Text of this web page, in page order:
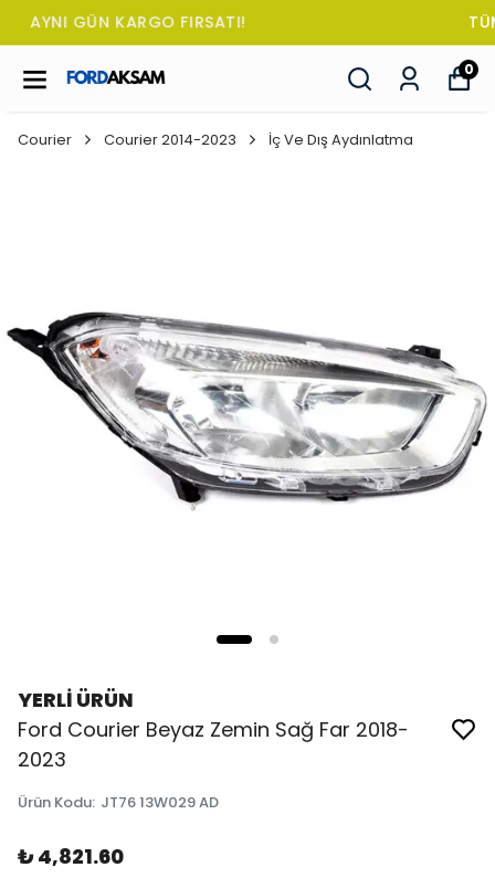
TÜM SİPARİŞLERDE OTO KOKUSU HEDİYE!
0
Courier Courier 2014-2023 İç Ve Dış Aydınlatma
YERLİ ÜRÜN
Ford Courier Beyaz Zemin Sağ Far 2018-
2023
Ürün Kodu: JT76 13W029 AD
₺ 4,821.60